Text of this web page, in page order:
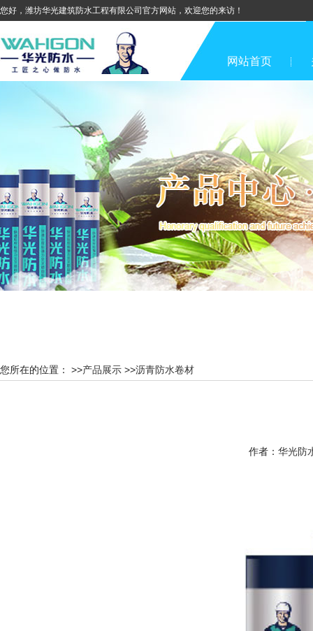
您好，潍坊华光建筑防水工程有限公司官方网站，欢迎您的来访！
网站首页
您所在的位置： >>产品展示 >>沥青防水卷材
作者： 华光防